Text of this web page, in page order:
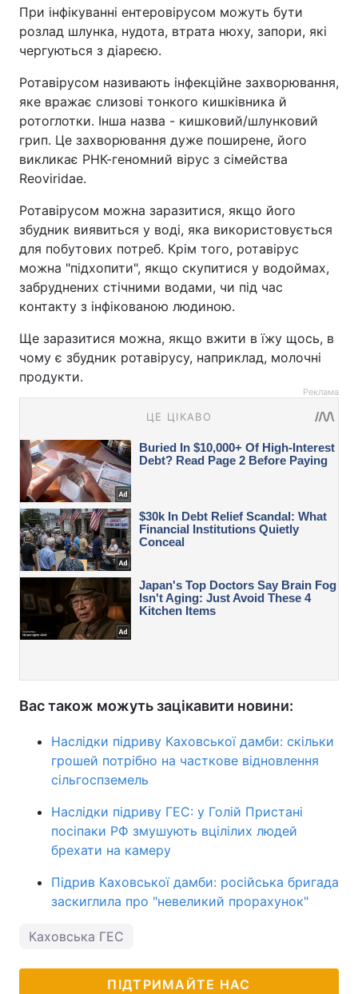
При інфікуванні ентеровірусом можуть бути
розлад шлунка, нудота, втрата нюху, запори, які
чергуються з діареєю.
Ротавірусом називають інфекційне захворювання,
яке вражає слизові тонкого кишківника й
ротоглотки. Інша назва - кишковий/шлунковий
грип. Це захворювання дуже поширене, його
викликає РНК-геномний вірус з сімейства
Reoviridae.
Ротавірусом можна заразитися, якщо його
збудник виявиться у воді, яка використовується
для побутових потреб. Крім того, ротавірус
можна "підхопити", якщо скупитися у водоймах,
забруднених стічними водами, чи під час
контакту з інфікованою людиною.
Ще заразитися можна, якщо вжити в їжу щось, в
чому є збудник ротавірусу, наприклад, молочні
продукти.
Реклама
Вас також можуть зацікавити новини:
Наслідки підриву Каховської дамби: скільки
грошей потрібно на часткове відновлення
сільгоспземель
Наслідки підриву ГЕС: у Голій Пристані
посіпаки РФ змушують вцілілих людей
брехати на камеру
Підрив Каховської дамби: російська бригада
заскиглила про "невеликий прорахунок"
Каховська ГЕС
ПІДТРИМАЙТЕ НАС